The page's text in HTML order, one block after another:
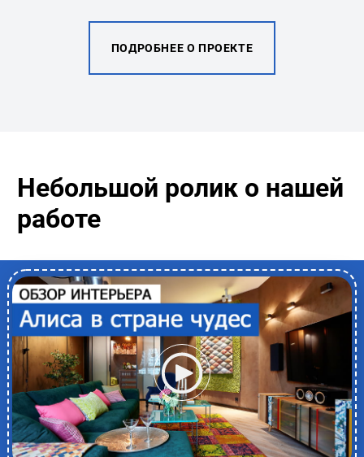
ПОДРОБНЕЕ О ПРОЕКТЕ
Небольшой ролик о нашей
работе